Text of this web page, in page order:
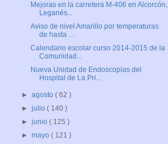
Mejoras en la carretera M-406 en Alcorcón,
Leganés...
Aviso de nivel Amarillo por temperaturas
de hasta ...
Calendario escolar curso 2014-2015 de la
Comunidad...
Nueva Unidad de Endoscopias del
Hospital de La Pri...
►agosto( 62 )
►julio( 140 )
►junio( 125 )
►mayo( 121 )